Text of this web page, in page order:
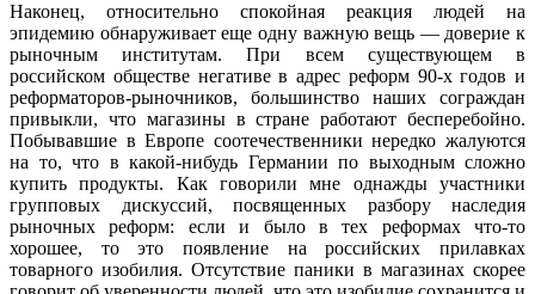
Наконец, относительно спокойная реакция людей на
эпидемию обнаруживает еще одну важную вещь — доверие к
рыночным институтам. При всем существующем в
российском обществе негативе в адрес реформ 90-х годов и
реформаторов-рыночников, большинство наших сограждан
привыкли, что магазины в стране работают бесперебойно.
Побывавшие в Европе соотечественники нередко жалуются
на то, что в какой-нибудь Германии по выходным сложно
купить продукты. Как говорили мне однажды участники
групповых дискуссий, посвященных разбору наследия
рыночных реформ: если и было в тех реформах что-то
хорошее, то это появление на российских прилавках
товарного изобилия. Отсутствие паники в магазинах скорее